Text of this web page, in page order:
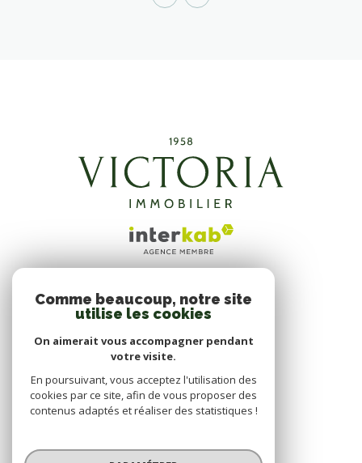
ADHÉRENTS
NOUS ADHÉRONS
Comme beaucoup, notre site
utilise les cookies
On aimerait vous accompagner pendant
votre visite.
En poursuivant, vous acceptez l'utilisation des
cookies par ce site, afin de vous proposer des
contenus adaptés et réaliser des statistiques !